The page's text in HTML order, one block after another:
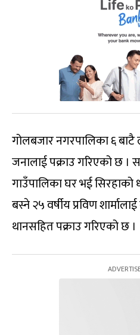
गोलबजार नगरपालिका ६
जनालाई पक्राउ गरिएको छ ।
गाउँपालिका घर भई
बस्ने २५ वर्षीय प्रविण
थानसहित पक्राउ गरिएको छ ।